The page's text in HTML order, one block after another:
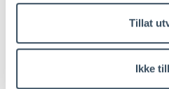
Tillat
Ikke
Aglen,
Kristiansand havn har